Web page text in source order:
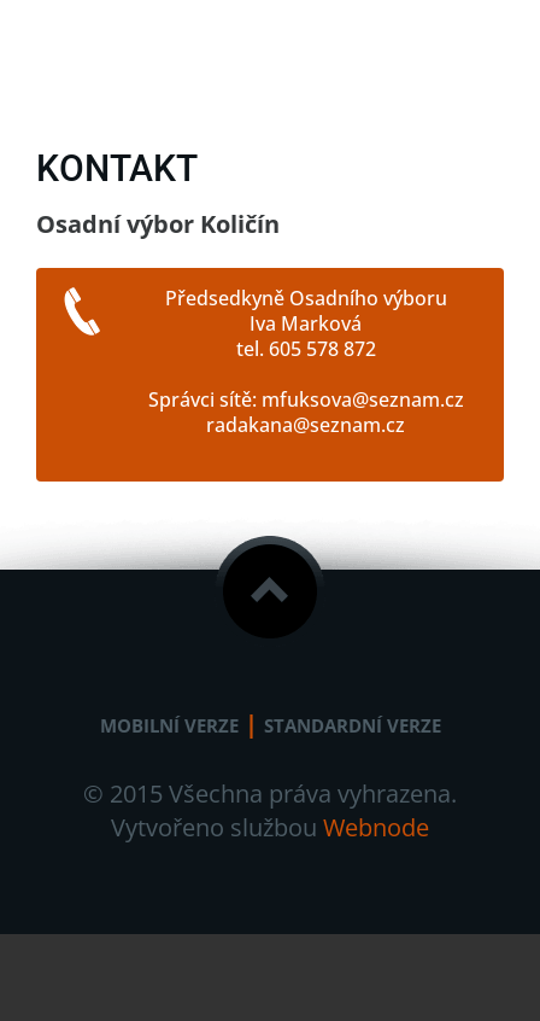
KONTAKT
Osadní výbor Količín
Předsedkyně Osadního výboru
Iva Marková
tel. 605 578 872
Správci sítě: mfuksova@seznam.cz
radakana@seznam.cz
MOBILNÍ VERZE | STANDARDNÍ VERZE
© 2015 Všechna práva vyhrazena.
Vytvořeno službou Webnode